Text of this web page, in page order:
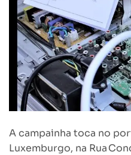
A campainha toca no
Luxemburgo, na Rua